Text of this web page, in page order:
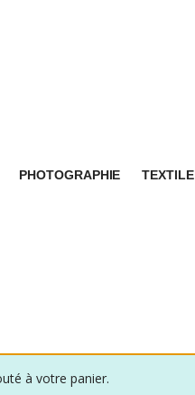
PHOTOGRAPHIE TEXTILE
à votre panier.